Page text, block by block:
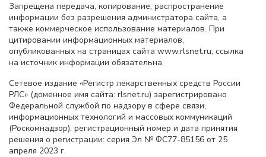
Запрещена передача, копирование, распространение
информации без разрешения администратора сайта, а
также коммерческое использование материалов. При
цитировании информационных материалов,
опубликованных на страницах сайта www.rlsnet.ru, ссылка
на источник информации обязательна.
Сетевое издание «Регистр лекарственных средств России
РЛС» (доменное имя сайта: rlsnet.ru) зарегистрировано
Федеральной службой по надзору в сфере связи,
информационных технологий и массовых коммуникаций
(Роскомнадзор), регистрационный номер и дата принятия
решения о регистрации: серия Эл № ФС77-85156 от 25
апреля 2023 г.